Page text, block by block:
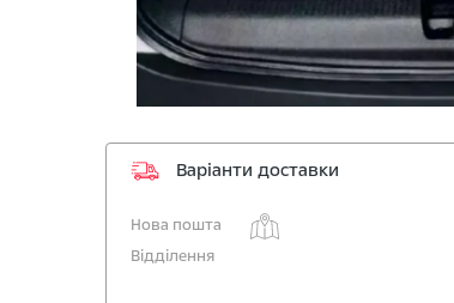
Варіанти доставки
Нова пошта
Відділення